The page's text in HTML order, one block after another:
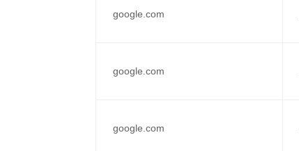
google.com
google.com
google.com